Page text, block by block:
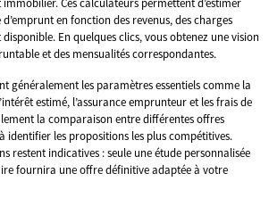
en fonction des revenus, des charges
En quelques clics, vous obtenez une vision
et des mensualités correspondantes.
généralement les paramètres essentiels comme la
estimé, l’assurance emprunteur et les frais de
la comparaison entre différentes offres
identifier les propositions les plus compétitives.
restent indicatives : seule une étude personnalisée
fournira une offre définitive adaptée à votre